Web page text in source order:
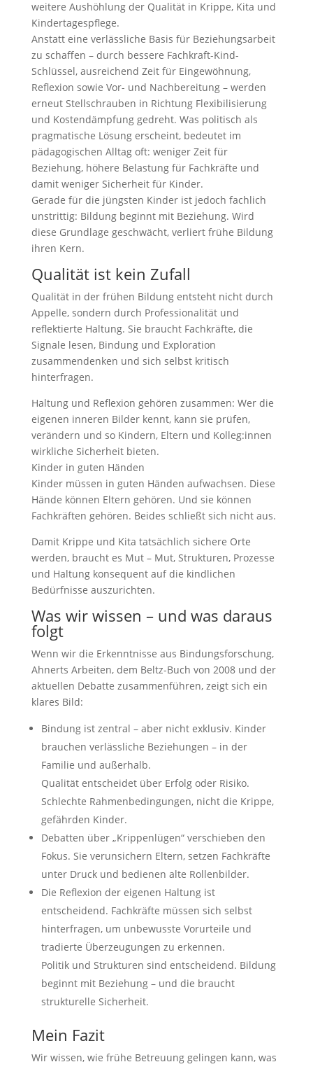
weitere Aushöhlung der Qualität in Krippe, Kita und
Kindertagespflege.
Anstatt eine verlässliche Basis für Beziehungsarbeit
zu schaffen – durch bessere Fachkraft-Kind-
Schlüssel, ausreichend Zeit für Eingewöhnung,
Reflexion sowie Vor- und Nachbereitung – werden
erneut Stellschrauben in Richtung Flexibilisierung
und Kostendämpfung gedreht. Was politisch als
pragmatische Lösung erscheint, bedeutet im
pädagogischen Alltag oft: weniger Zeit für
Beziehung, höhere Belastung für Fachkräfte und
damit weniger Sicherheit für Kinder.
Gerade für die jüngsten Kinder ist jedoch fachlich
unstrittig: Bildung beginnt mit Beziehung. Wird
diese Grundlage geschwächt, verliert frühe Bildung
ihren Kern.
Qualität ist kein Zufall
Qualität in der frühen Bildung entsteht nicht durch
Appelle, sondern durch Professionalität und
reflektierte Haltung. Sie braucht Fachkräfte, die
Signale lesen, Bindung und Exploration
zusammendenken und sich selbst kritisch
hinterfragen.
Haltung und Reflexion gehören zusammen: Wer die
eigenen inneren Bilder kennt, kann sie prüfen,
verändern und so Kindern, Eltern und Kolleg:innen
wirkliche Sicherheit bieten.
Kinder in guten Händen
Kinder müssen in guten Händen aufwachsen. Diese
Hände können Eltern gehören. Und sie können
Fachkräften gehören. Beides schließt sich nicht aus.
Damit Krippe und Kita tatsächlich sichere Orte
werden, braucht es Mut – Mut, Strukturen, Prozesse
und Haltung konsequent auf die kindlichen
Bedürfnisse auszurichten.
Was wir wissen – und was daraus
folgt
Wenn wir die Erkenntnisse aus Bindungsforschung,
Ahnerts Arbeiten, dem Beltz-Buch von 2008 und der
aktuellen Debatte zusammenführen, zeigt sich ein
klares Bild:
Bindung ist zentral – aber nicht exklusiv. Kinder
brauchen verlässliche Beziehungen – in der
Familie und außerhalb.
Qualität entscheidet über Erfolg oder Risiko.
Schlechte Rahmenbedingungen, nicht die Krippe,
gefährden Kinder.
Debatten über „Krippenlügen“ verschieben den
Fokus. Sie verunsichern Eltern, setzen Fachkräfte
unter Druck und bedienen alte Rollenbilder.
Die Reflexion der eigenen Haltung ist
entscheidend. Fachkräfte müssen sich selbst
hinterfragen, um unbewusste Vorurteile und
tradierte Überzeugungen zu erkennen.
Politik und Strukturen sind entscheidend. Bildung
beginnt mit Beziehung – und die braucht
strukturelle Sicherheit.
Mein Fazit
Wir wissen, wie frühe Betreuung gelingen kann, was